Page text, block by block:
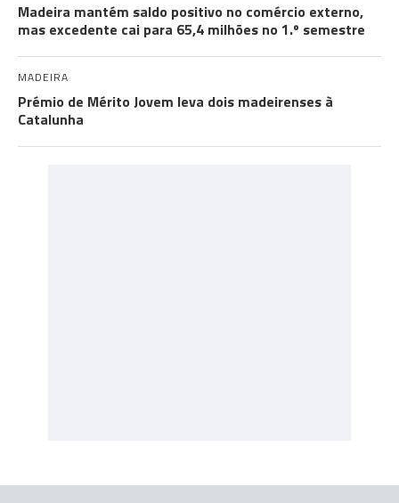
Madeira mantém saldo positivo no comércio externo,
mas excedente cai para 65,4 milhões no 1.º semestre
MADEIRA
Prémio de Mérito Jovem leva dois madeirenses à
Catalunha